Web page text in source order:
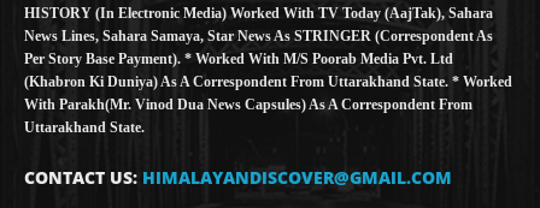
HISTORY (in Electronic Media) Worked With TV Today (AajTak), Sahara
News Lines, Sahara Samaya, Star News As STRINGER (Correspondent As
Per Story Base Payment). * Worked With M/S Poorab Media Pvt. Ltd
(Khabron Ki Duniya) As A Correspondent From Uttarakhand State. * Worked
With Parakh(Mr. Vinod Dua News Capsules) As A Correspondent From
Uttarakhand State.
CONTACT US: HIMALAYANDISCOVER@GMAIL.COM